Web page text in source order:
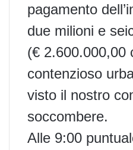
pagamento
due milioni e
(€ 2.600.000,00
contenzioso
visto il nostro
soccombere.
Alle 9:00